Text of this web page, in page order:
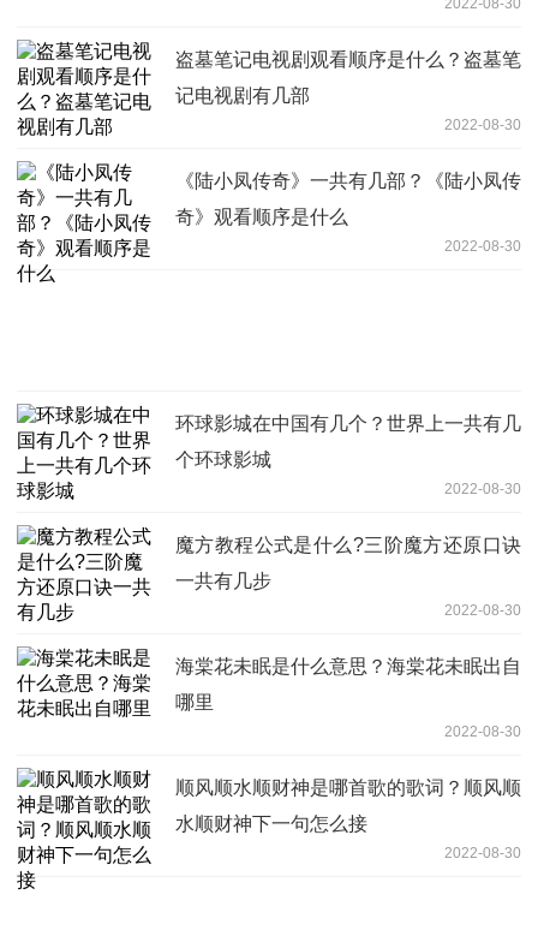
盗墓笔记电视剧观看顺序是什么？盗墓笔
记电视剧有几部
2022-08-30
《陆小凤传奇》一共有几部？《陆小凤传
奇》观看顺序是什么
2022-08-30
环球影城在中国有几个？世界上一共有几
个环球影城
2022-08-30
魔方教程公式是什么?三阶魔方还原口诀
一共有几步
2022-08-30
海棠花未眠是什么意思？海棠花未眠出自
哪里
2022-08-30
顺风顺水顺财神是哪首歌的歌词？顺风顺
水顺财神下一句怎么接
2022-08-30